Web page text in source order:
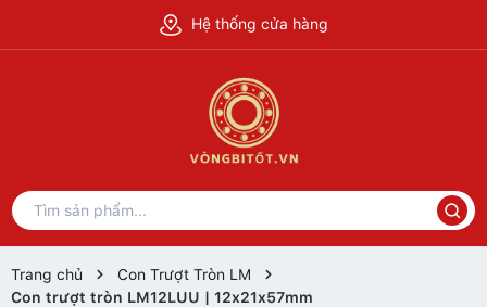
Hệ thống cửa hàng
Trang chủ
Con Trượt Tròn LM
Con trượt tròn LM12LUU | 12x21x57mm